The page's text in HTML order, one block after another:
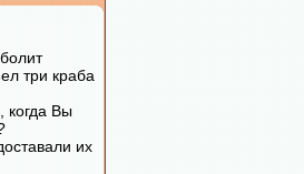
три краба
когда Вы
их